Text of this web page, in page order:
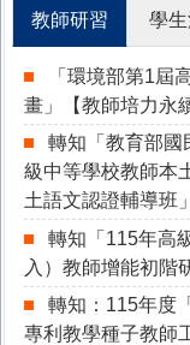
教師研習 學
「環境部第1屆
畫」【教師培力永
轉知「教育部國
級中等學校教師本
土語文認證輔導班
轉知「115年高
入）教師增能初階
轉知：115年度
專利教學種子教師